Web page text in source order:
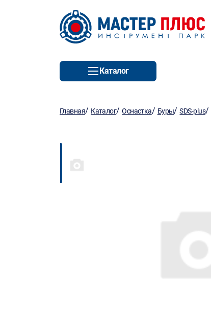
Каталог
Главная/ Каталог/Оснастка/ Буры/SDS-plus/